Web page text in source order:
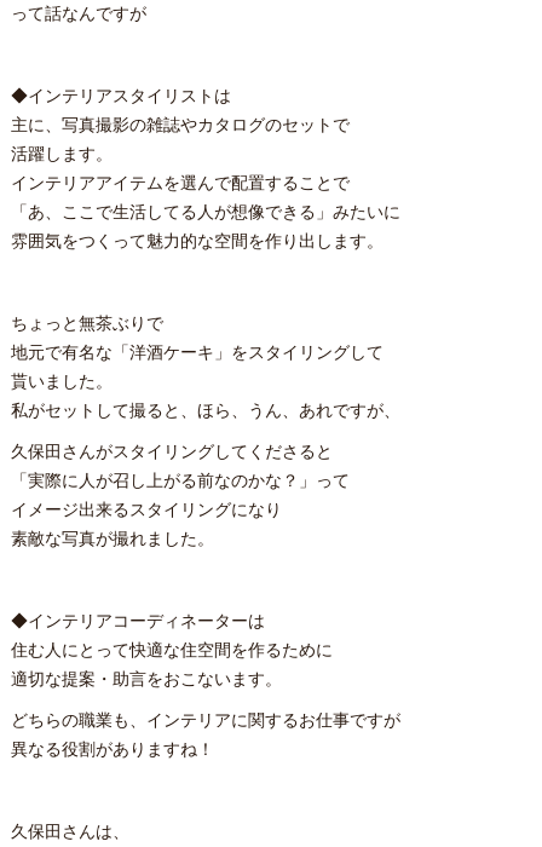
って話なんですが
◆インテリアスタイリストは
主に、写真撮影の雑誌やカタログのセットで
活躍します。
インテリアアイテムを選んで配置することで
「あ、ここで生活してる人が想像できる」みたいに
雰囲気をつくって魅力的な空間を作り出します。
ちょっと無茶ぶりで
地元で有名な「洋酒ケーキ」をスタイリングして
貰いました。
私がセットして撮ると、ほら、うん、あれですが、
久保田さんがスタイリングしてくださると
「実際に人が召し上がる前なのかな？」って
イメージ出来るスタイリングになり
素敵な写真が撮れました。
◆インテリアコーディネーターは
住む人にとって快適な住空間を作るために
適切な提案・助言をおこないます。
どちらの職業も、インテリアに関するお仕事ですが
異なる役割がありますね！
久保田さんは、